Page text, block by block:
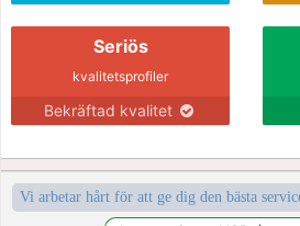
Seriös
kvalitetsprofiler
Bekräftad kvalitet
Vi arbetar hårt för att ge dig den bästa